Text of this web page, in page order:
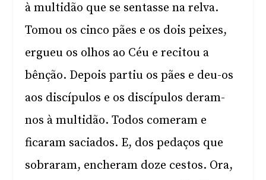
à multidão que se sentasse na relva.
Tomou os cinco pães e os dois peixes,
ergueu os olhos ao Céu e recitou a
bênção. Depois partiu os pães e deu-os
aos discípulos e os discípulos deram-
nos à multidão. Todos comeram e
ficaram saciados. E, dos pedaços que
sobraram, encheram doze cestos. Ora,